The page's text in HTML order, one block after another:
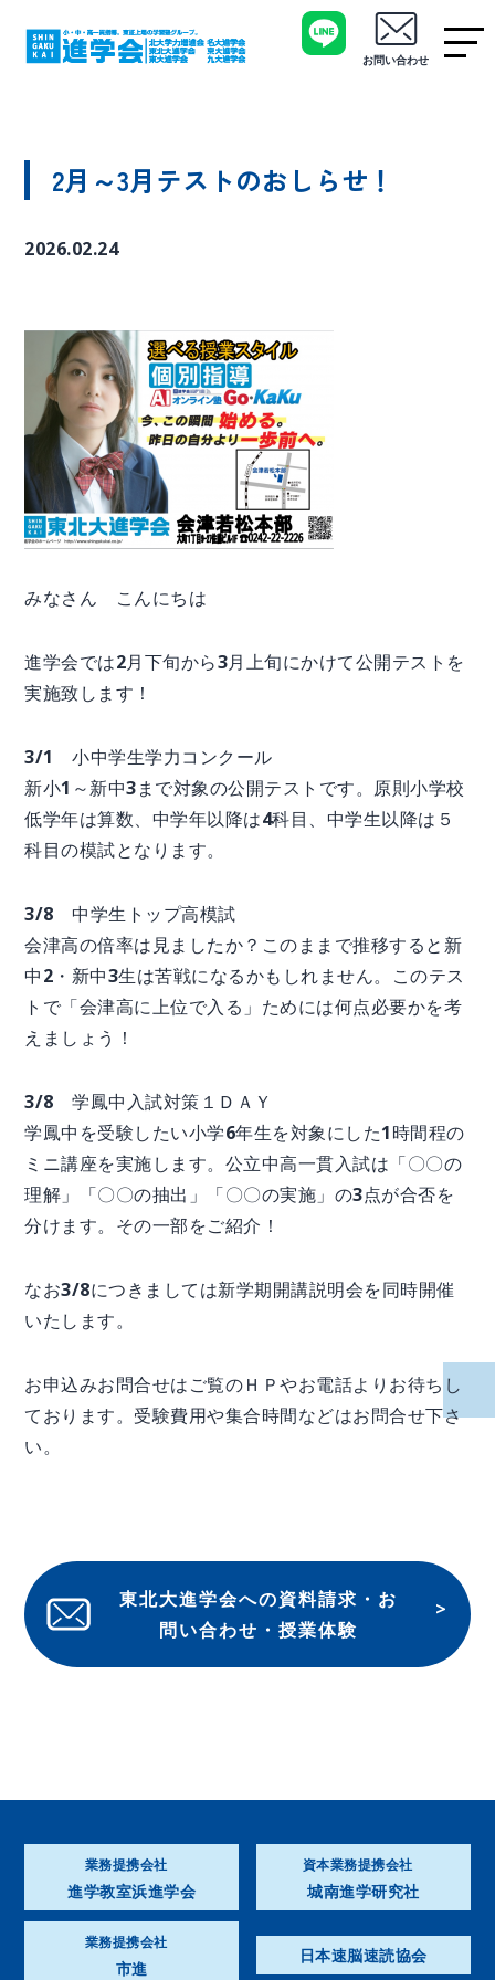
お問い合わせ
2月～3月テストのおしらせ！
2026.02.24
みなさん こんにちは
進学会では2月下旬から3月上旬にかけて公開テストを
実施致します！
3/1 小中学生学力コンクール
新小1～新中3まで対象の公開テストです。原則小学校
低学年は算数、中学年以降は4科目、中学生以降は５
科目の模試となります。
3/8 中学生トップ高模試
会津高の倍率は見ましたか？このままで推移すると新
中2・新中3生は苦戦になるかもしれません。このテス
トで「会津高に上位で入る」ためには何点必要かを考
えましょう！
3/8 学鳳中入試対策１ＤＡＹ
学鳳中を受験したい小学6年生を対象にした1時間程の
ミニ講座を実施します。公立中高一貫入試は「〇〇の
理解」「〇〇の抽出」「〇〇の実施」の3点が合否を
分けます。その一部をご紹介！
なお3/8につきましては新学期開講説明会を同時開催
いたします。
お申込みお問合せはご覧のＨＰやお電話よりお待ちし
ております。受験費用や集合時間などはお問合せ下さ
い。
東北大進学会への資料請求・お
問い合わせ・授業体験
業務提携会社
進学教室浜進学会
資本業務提携会社
城南進学研究社
業務提携会社
市進
日本速脳速読協会